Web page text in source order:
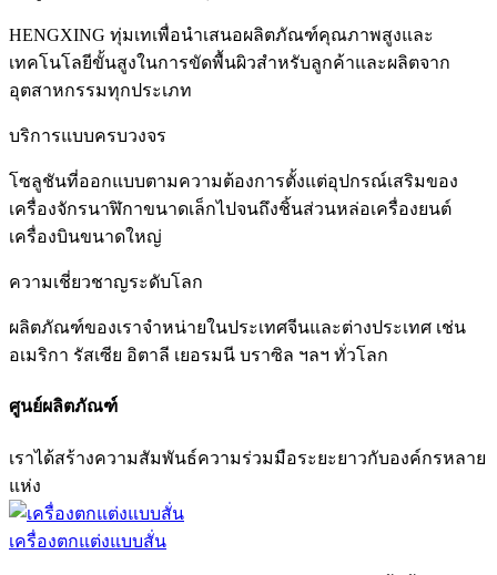
HENGXING ทุ่มเทเพื่อนำเสนอผลิตภัณฑ์คุณภาพสูงและ
เทคโนโลยีขั้นสูงในการขัดพื้นผิวสำหรับลูกค้าและผลิตจาก
อุตสาหกรรมทุกประเภท
บริการแบบครบวงจร
โซลูชันที่ออกแบบตามความต้องการตั้งแต่อุปกรณ์เสริมของ
เครื่องจักรนาฬิกาขนาดเล็กไปจนถึงชิ้นส่วนหล่อเครื่องยนต์
เครื่องบินขนาดใหญ่
ความเชี่ยวชาญระดับโลก
ผลิตภัณฑ์ของเราจำหน่ายในประเทศจีนและต่างประเทศ เช่น
อเมริกา รัสเซีย อิตาลี เยอรมนี บราซิล ฯลฯ ทั่วโลก
ศูนย์ผลิตภัณฑ์
เราได้สร้างความสัมพันธ์ความร่วมมือระยะยาวกับองค์กรหลาย
แห่ง
เครื่องตกแต่งแบบสั่น